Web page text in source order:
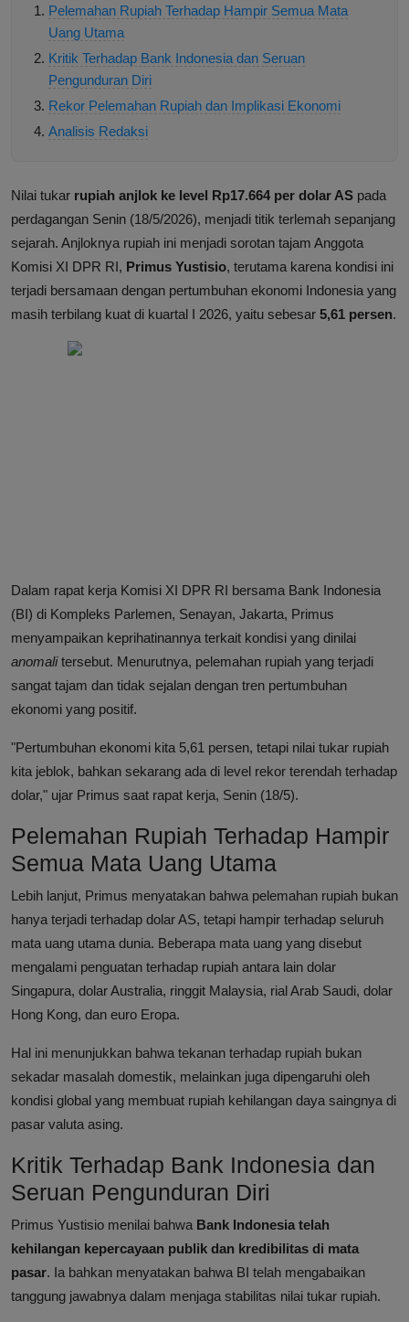
Pelemahan Rupiah Terhadap Hampir Semua Mata
Uang Utama
Kritik Terhadap Bank Indonesia dan Seruan
Pengunduran Diri
Rekor Pelemahan Rupiah dan Implikasi Ekonomi
Analisis Redaksi
Nilai tukar rupiah anjlok ke level Rp17.664 per dolar AS pada
perdagangan Senin (18/5/2026), menjadi titik terlemah sepanjang
sejarah. Anjloknya rupiah ini menjadi sorotan tajam Anggota
Komisi XI DPR RI, Primus Yustisio, terutama karena kondisi ini
terjadi bersamaan dengan pertumbuhan ekonomi Indonesia yang
masih terbilang kuat di kuartal I 2026, yaitu sebesar 5,61 persen.
Dalam rapat kerja Komisi XI DPR RI bersama Bank Indonesia
(BI) di Kompleks Parlemen, Senayan, Jakarta, Primus
menyampaikan keprihatinannya terkait kondisi yang dinilai
anomalitersebut. Menurutnya, pelemahan rupiah yang terjadi
sangat tajam dan tidak sejalan dengan tren pertumbuhan
ekonomi yang positif.
"Pertumbuhan ekonomi kita 5,61 persen, tetapi nilai tukar rupiah
kita jeblok, bahkan sekarang ada di level rekor terendah terhadap
dolar," ujar Primus saat rapat kerja, Senin (18/5).
Pelemahan Rupiah Terhadap Hampir
Semua Mata Uang Utama
Lebih lanjut, Primus menyatakan bahwa pelemahan rupiah bukan
hanya terjadi terhadap dolar AS, tetapi hampir terhadap seluruh
mata uang utama dunia. Beberapa mata uang yang disebut
mengalami penguatan terhadap rupiah antara lain dolar
Singapura, dolar Australia, ringgit Malaysia, rial Arab Saudi, dolar
Hong Kong, dan euro Eropa.
Hal ini menunjukkan bahwa tekanan terhadap rupiah bukan
sekadar masalah domestik, melainkan juga dipengaruhi oleh
kondisi global yang membuat rupiah kehilangan daya saingnya di
pasar valuta asing.
Kritik Terhadap Bank Indonesia dan
Seruan Pengunduran Diri
Primus Yustisio menilai bahwa Bank Indonesia telah
kehilangan kepercayaan publik dan kredibilitas di mata
pasar. Ia bahkan menyatakan bahwa BI telah mengabaikan
tanggung jawabnya dalam menjaga stabilitas nilai tukar rupiah.